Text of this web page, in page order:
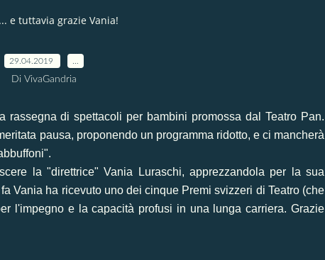
e tuttavia grazie Vania!
29.04.2019
Di VivaGandria
di spettacoli per bambini promossa dal Teatro Pan.
pausa, proponendo un programma ridotto, e ci mancherà
la "direttrice" Vania Luraschi, apprezzandola per la sua
Vania ha ricevuto uno dei cinque Premi svizzeri di Teatro(che
l'impegno e la capacità profusi in una lunga carriera. Grazie